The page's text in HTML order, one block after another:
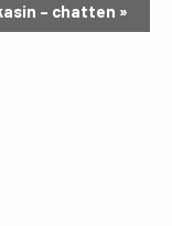
– chatten »